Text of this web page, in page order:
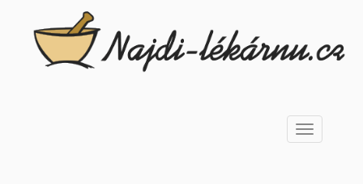
Toggle
navigation